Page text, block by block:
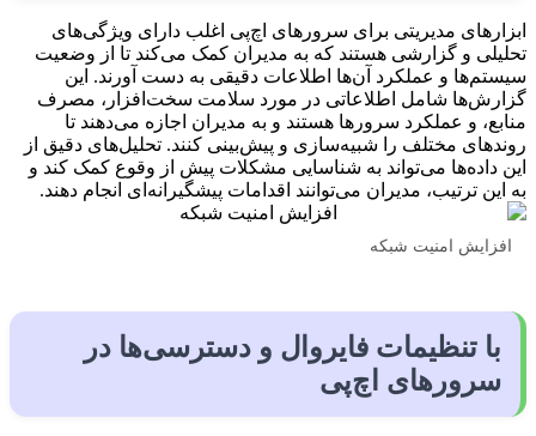
ابزارهای مدیریتی برای سرورهای اچ‌پی اغلب دارای ویژگی‌های
تحلیلی و گزارشی هستند که به مدیران کمک می‌کند تا از وضعیت
سیستم‌ها و عملکرد آن‌ها اطلاعات دقیقی به دست آورند. این
گزارش‌ها شامل اطلاعاتی در مورد سلامت سخت‌افزار، مصرف
منابع، و عملکرد سرورها هستند و به مدیران اجازه می‌دهند تا
روندهای مختلف را شبیه‌سازی و پیش‌بینی کنند. تحلیل‌های دقیق از
این داده‌ها می‌تواند به شناسایی مشکلات پیش از وقوع کمک کند و
به این ترتیب، مدیران می‌توانند اقدامات پیشگیرانه‌ای انجام دهند.
افزایش امنیت شبکه
با تنظیمات فایروال و دسترسی‌ها در
سرورهای اچ‌پی